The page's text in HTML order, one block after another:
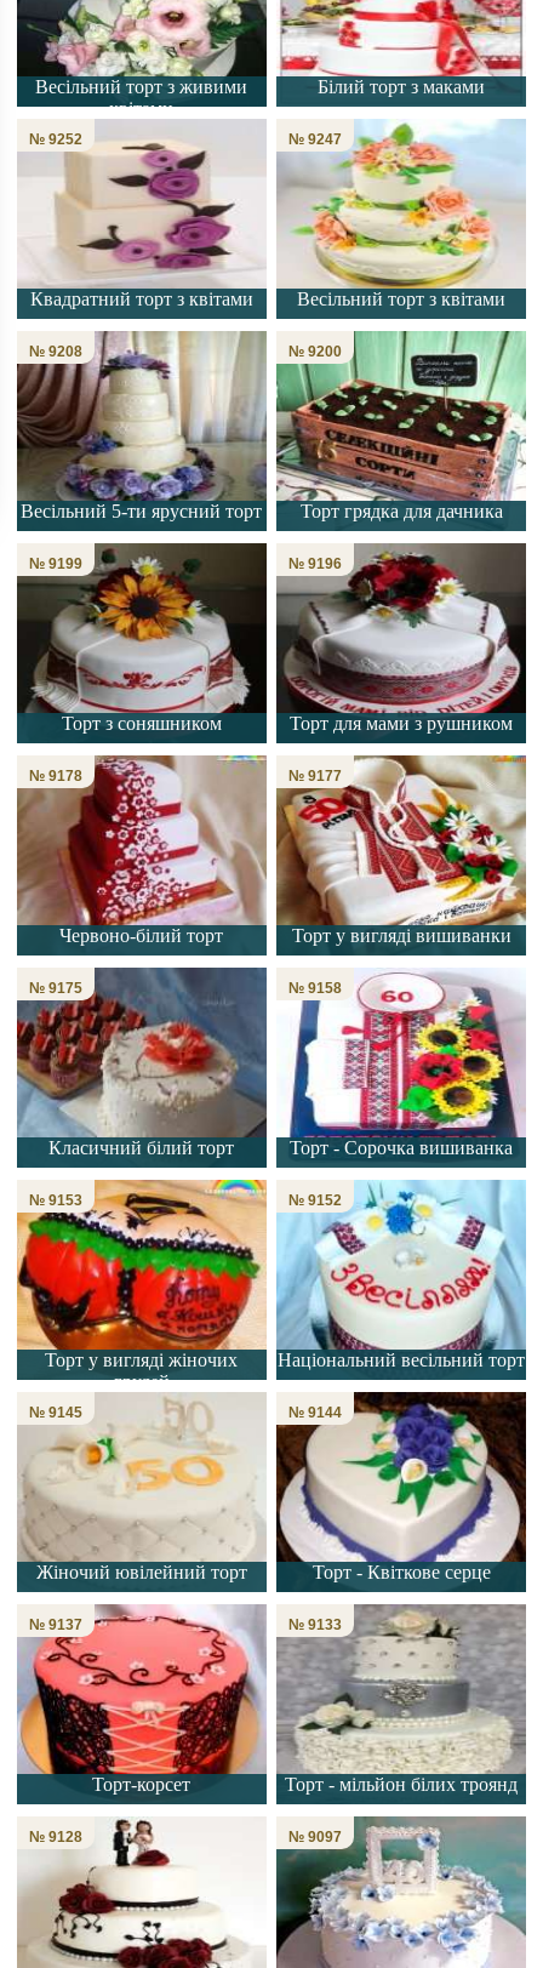
Весільний торт з живими
квітами
Білий торт з маками
Квадратний торт з квітами
№ 9252
Весільний торт з квітами
№ 9247
Весільний 5-ти ярусний торт
№ 9208
Торт грядка для дачника
№ 9200
Торт з соняшником
№ 9199
Торт для мами з рушником
№ 9196
Червоно-білий торт
№ 9178
Торт у вигляді вишиванки
№ 9177
Класичний білий торт
№ 9175
Торт - Сорочка вишиванка
№ 9158
Торт у вигляді жіночих
грудей
№ 9153
Національний весільний торт
№ 9152
Жіночий ювілейний торт
№ 9145
Торт - Квіткове серце
№ 9144
Торт-корсет
№ 9137
Торт - мільйон білих троянд
№ 9133
№ 9128 № 9097